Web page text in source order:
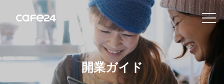
Navigation
内容を見る
開業ガイド